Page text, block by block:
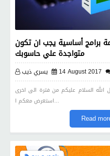
الكمبيوتر || 5 مهمة برامج أساسية يجب ان تكون
متواجدة علي حاسوبك
يسري ذيب 14 August 2017
السلام عليكم من فترة الى اخرى
استعرض معكم ا…
Read